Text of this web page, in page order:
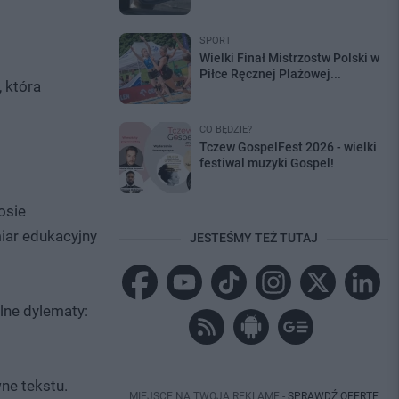
która
edukacyjny
dylematy:
tekstu.
SPORT
Wielki Finał Mistrzostw Polski w
Piłce Ręcznej Plażowej...
CO BĘDZIE?
Tczew GospelFest 2026 - wielki
festiwal muzyki Gospel!
JESTEŚMY TEŻ TUTAJ
MIEJSCE NA TWOJĄ REKLAMĘ - SPRAWDŹ OFERTĘ